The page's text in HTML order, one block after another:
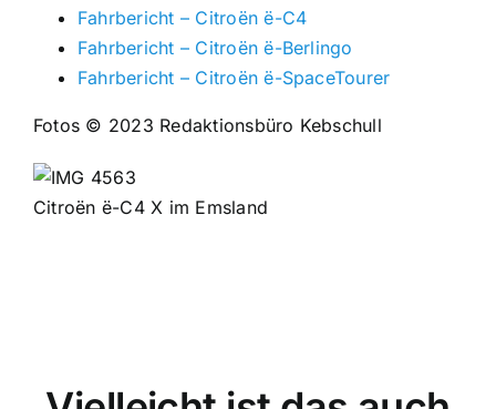
Fahrbericht – Citroën ë-C4
Fahrbericht – Citroën ë-Berlingo
Fahrbericht – Citroën ë-SpaceTourer
Fotos © 2023 Redaktionsbüro Kebschull
Citroën ë-C4 X im Emsland